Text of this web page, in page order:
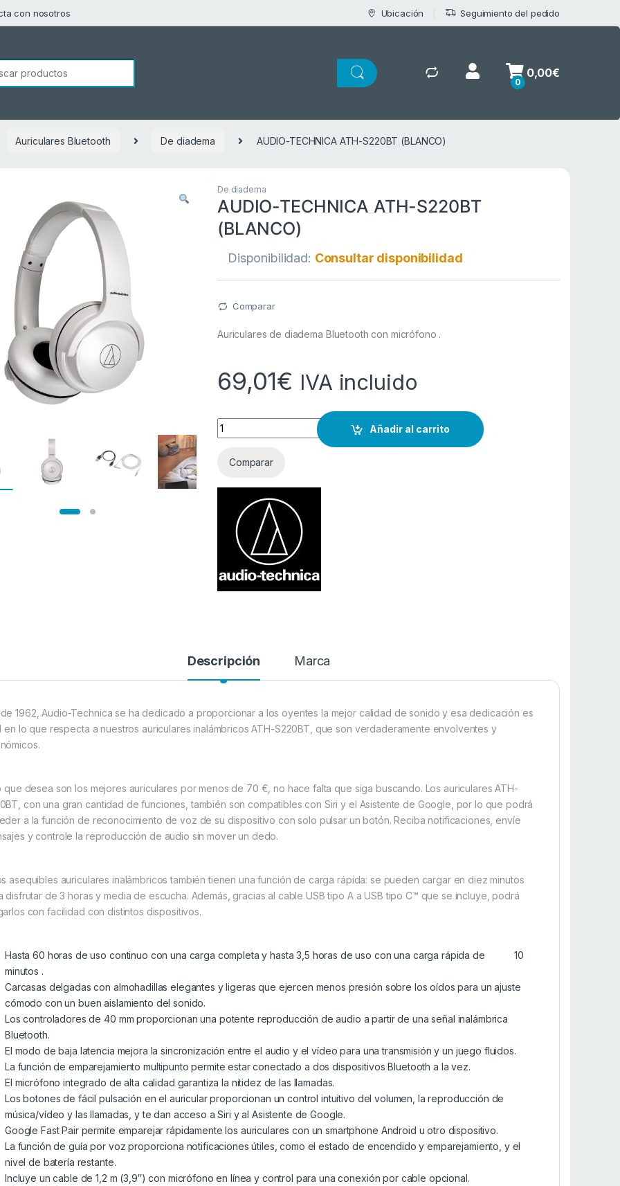
con nosotros Ubicación Seguimiento del pedido
de:
0
0,00€
Auriculares Bluetooth De diadema AUDIO-TECHNICA ATH-S220BT (BLANCO)
De diadema
AUDIO-TECHNICA ATH-S220BT
(BLANCO)
Disponibilidad: Consultar disponibilidad
Comparar
Auriculares de diadema Bluetooth con micrófono .
69,01€ IVA incluido
Cantidad
Añadir al carrito
Comparar
Descripción Marca
1962, Audio-Technica se ha dedicado a proporcionar a los oyentes la mejor calidad de sonido y esa dedicación es
en lo que respecta a nuestros auriculares inalámbricos ATH-S220BT, que son verdaderamente envolventes y
que desea son los mejores auriculares por menos de 70 €, no hace falta que siga buscando. Los auriculares ATH-
con una gran cantidad de funciones, también son compatibles con Siri y el Asistente de Google, por lo que podrá
a la función de reconocimiento de voz de su dispositivo con solo pulsar un botón. Reciba notificaciones, envíe
y controle la reproducción de audio sin mover un dedo.
asequibles auriculares inalámbricos también tienen una función de carga rápida: se pueden cargar en diez minutos
disfrutar de 3 horas y media de escucha. Además, gracias al cable USB tipo A a USB tipo C™ que se incluye, podrá
con facilidad con distintos dispositivos.
Hasta 60 horas de uso continuo con una carga completa y hasta 3,5 horas de uso con una carga rápida de 10
minutos .
Carcasas delgadas con almohadillas elegantes y ligeras que ejercen menos presión sobre los oídos para un ajuste
cómodo con un buen aislamiento del sonido.
Los controladores de 40 mm proporcionan una potente reproducción de audio a partir de una señal inalámbrica
Bluetooth.
El modo de baja latencia mejora la sincronización entre el audio y el vídeo para una transmisión y un juego fluidos.
La función de emparejamiento multipunto permite estar conectado a dos dispositivos Bluetooth a la vez.
El micrófono integrado de alta calidad garantiza la nitidez de las llamadas.
Los botones de fácil pulsación en el auricular proporcionan un control intuitivo del volumen, la reproducción de
música/vídeo y las llamadas, y te dan acceso a Siri y al Asistente de Google.
Google Fast Pair permite emparejar rápidamente los auriculares con un smartphone Android u otro dispositivo.
La función de guía por voz proporciona notificaciones útiles, como el estado de encendido y emparejamiento, y el
nivel de batería restante.
Incluye un cable de 1,2 m (3,9″) con micrófono en línea y control para una conexión por cable opcional.